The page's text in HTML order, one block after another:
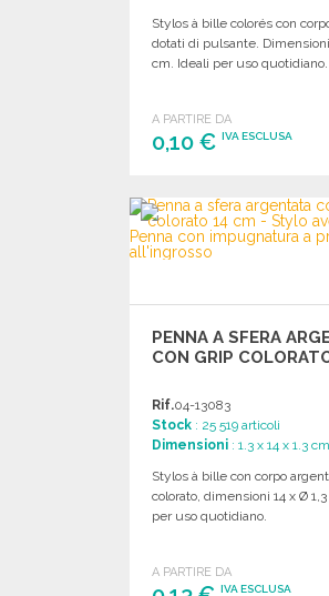
Stylos à bille colorés con
dotati di pulsante.
cm. Ideali per uso quotidiano.
A PARTIRE DA
0,10 € IVA ESCLUSA
Richiedi un
PENNA A SFERA
CON GRIP
Rif.04-13083
Stock : 25 519 articoli
Dimensioni : 1.3 x 14 x 1.3 cm
Stylos à bille con corpo
colorato, dimensioni 14 x Ø
per uso quotidiano.
A PARTIRE DA
IVA ESCLUSA